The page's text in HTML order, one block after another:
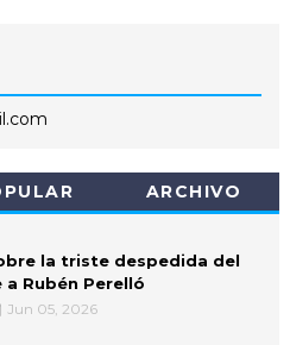
ARCHIVO
la triste despedida del
a Rubén Perelló
Jun 05, 2026